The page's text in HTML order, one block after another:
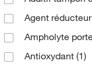
961.5 mL(1)
Tests 10 x 96(2)
À l’unité(1)
5(1)
5.0(4)
5.5(2)
Agent
Ampholyte
Antioxydant (1)